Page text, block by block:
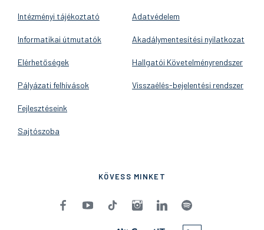
Intézményi tájékoztató
Informatikai útmutatók
Elérhetőségek
Pályázati felhívások
Fejlesztéseink
Sajtószoba
Adatvédelem
Akadálymentesítési nyilatkozat
Hallgatói Követelményrendszer
Visszaélés-bejelentési rendszer
KÖVESS MINKET